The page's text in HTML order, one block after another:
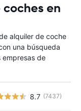
en
alquiler de coche
una búsqueda
empresas de
8.7 (7437)